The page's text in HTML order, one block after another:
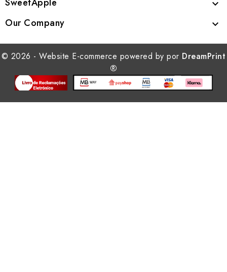
SweetApple 
Our Company 
© 2026 - Website E-commerce powered by por DreamPrint
®